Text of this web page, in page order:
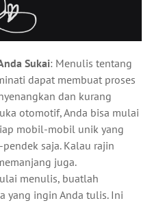
Sukai: Menulis tentang
dapat membuat proses
dan kurang
otomotif, Anda bisa mulai
mobil-mobil unik yang
saja. Kalau rajin
juga.
menulis, buatlah
yang ingin Anda tulis. Ini